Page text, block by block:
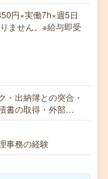
円×実働7h×週5日
ません。※給与即受
・出納簿との突合・
書の取得・外部…
事務の経験